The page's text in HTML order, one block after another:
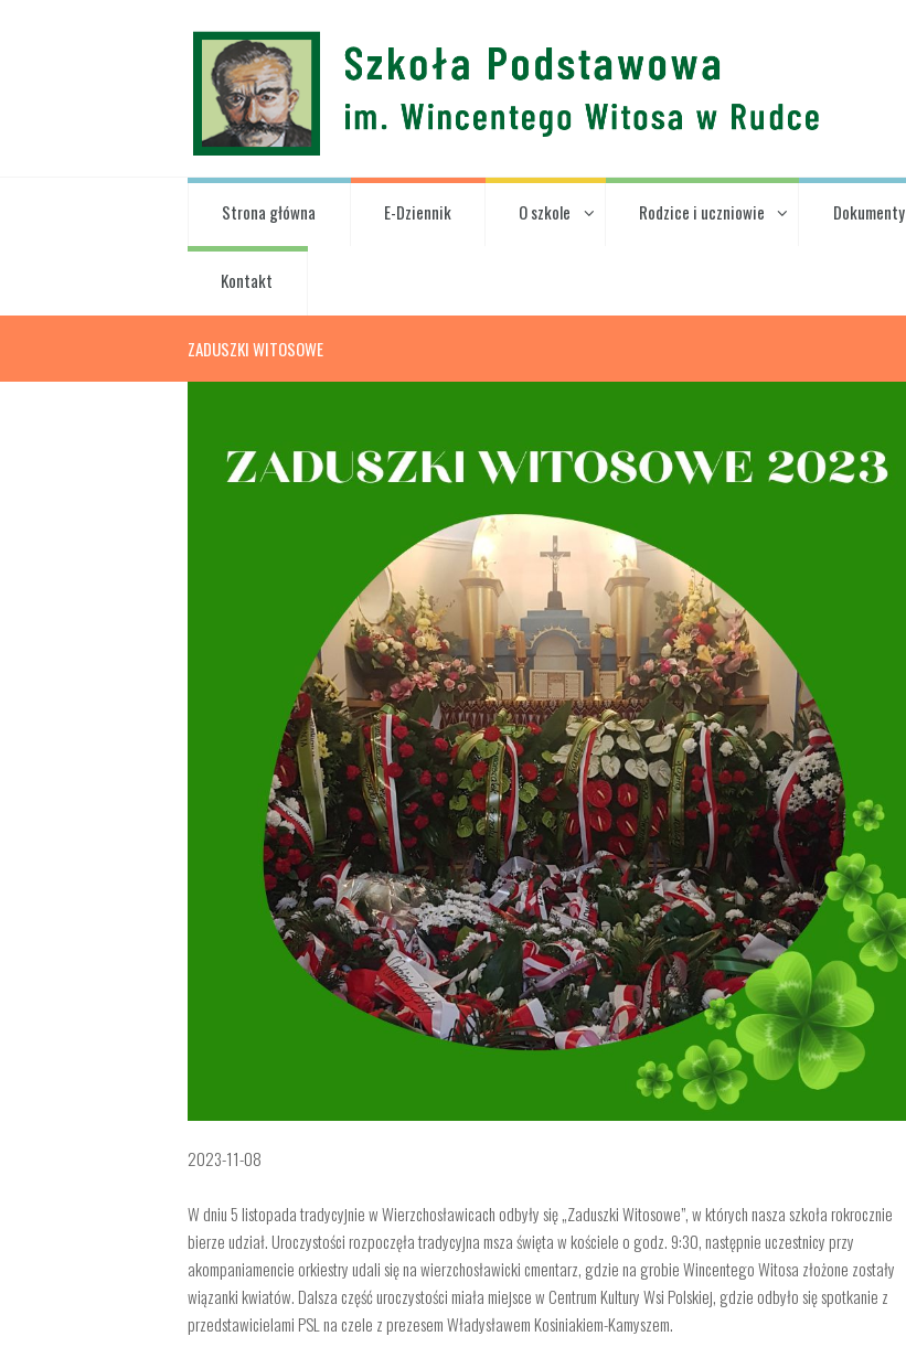
Strona główna E-Dziennik O szkole Rodzice i uczniowie Dokumenty
Kontakt
ZADUSZKI WITOSOWE
2023-11-08
W dniu 5 listopada tradycyjnie w Wierzchosławicach odbyły się „Zaduszki Witosowe”, w których nasza szkoła rokrocznie
bierze udział. Uroczystości rozpoczęła tradycyjna msza święta w kościele o godz. 9:30, następnie uczestnicy przy
akompaniamencie orkiestry udali się na wierzchosławicki cmentarz, gdzie na grobie Wincentego Witosa złożone zostały
wiązanki kwiatów. Dalsza część uroczystości miała miejsce w Centrum Kultury Wsi Polskiej, gdzie odbyło się spotkanie z
przedstawicielami PSL na czele z prezesem Władysławem Kosiniakiem-Kamyszem.